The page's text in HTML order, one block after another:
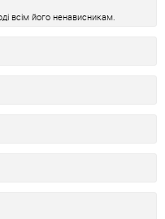
всім його ненависникам.